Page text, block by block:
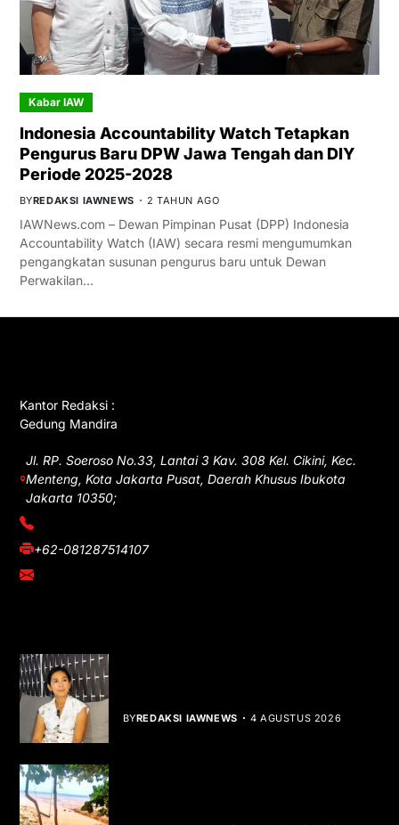
Kabar IAW
Indonesia Accountability Watch Tetapkan
Pengurus Baru DPW Jawa Tengah dan DIY
Periode 2025-2028
BYREDAKSI IAWNEWS 2 TAHUN AGO
IAWNews.com – Dewan Pimpinan Pusat (DPP) Indonesia
Accountability Watch (IAW) secara resmi mengumumkan
pengangkatan susunan pengurus baru untuk Dewan
Perwakilan…
Kantor Redaksi :
Gedung Mandira
Jl. RP. Soeroso No.33, Lantai 3 Kav. 308 Kel. Cikini, Kec.
Menteng, Kota Jakarta Pusat, Daerah Khusus Ibukota
Jakarta 10350;
(021) 3908026
+62-081287514107
adm@iawnews.com
BYREDAKSI IAWNEWS 4 AGUSTUS 2026